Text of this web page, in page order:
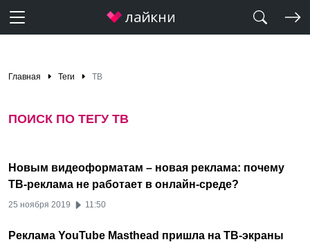
Главная Теги ТВ
ПОИСК ПО ТЕГУ ТВ
Новым видеоформатам – новая реклама: почему
ТВ-реклама не работает в онлайн-среде?
25 ноября 2019 11:50
Реклама YouTube Masthead пришла на ТВ-экраны